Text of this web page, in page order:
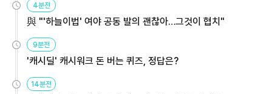
4분전
與 "'하늘이법' 여야 공동 발의 괜찮아…그것이 협치"
9분전
'캐시딜' 캐시워크 돈 버는 퀴즈, 정답은?
14분전